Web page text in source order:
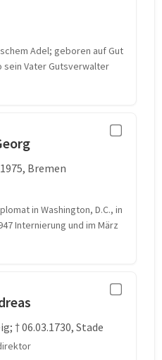
Adel; geboren auf Gut
sein Vater Gutsverwalter
Bremen
in Washington, D.C., in
Internierung und im März
† 06.03.1730, Stade